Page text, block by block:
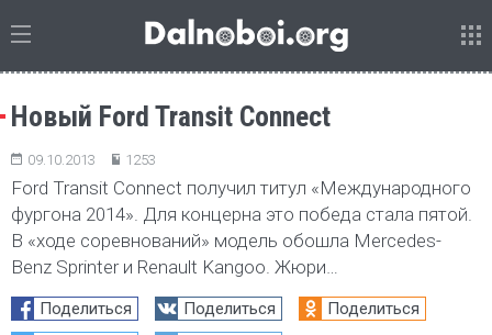
Новый Ford Transit Connect
09.10.2013 1253
Ford Transit Connect получил титул «Международного
фургона 2014». Для концерна это победа стала пятой.
В «ходе соревнований» модель обошла Mercedes-
Benz Sprinter и Renault Kangoo. Жюри…
Поделиться Поделиться
Поделиться